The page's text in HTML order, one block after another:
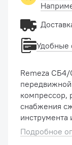
Remeza
компрессор,
снабжения
инструмента
используется
Подробное
Удобные